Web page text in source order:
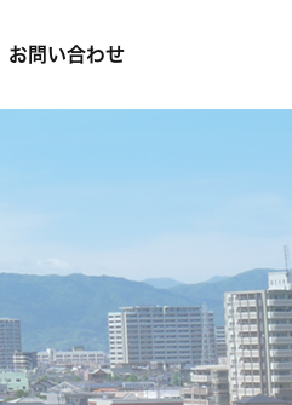
お問い合わせ